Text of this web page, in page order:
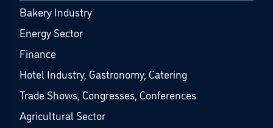
Bakery Industry
Energy Sector
Finance
Hotel Industry, Gastronomy, Catering
Trade Shows, Congresses, Conferences
Agricultural Sector